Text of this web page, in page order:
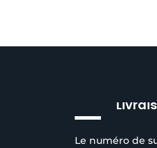
Le numéro de